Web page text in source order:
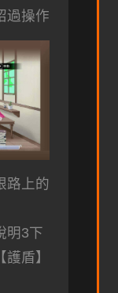
過操作
路上的
明3下
盾】